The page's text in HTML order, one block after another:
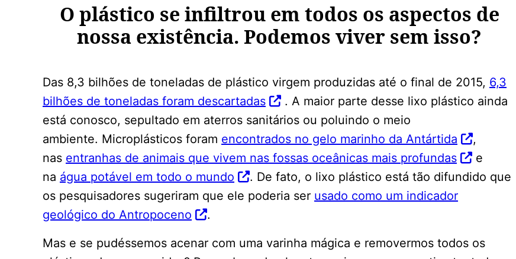
O plástico se infiltrou em todos os aspectos de
nossa existência. Podemos viver sem isso?
Das 8,3 bilhões de toneladas de plástico virgem produzidas até o final de 2015, 6,3
bilhões de toneladas foram descartadas
. A maior parte desse lixo plástico ainda
está conosco, sepultado em aterros sanitários ou poluindo o meio
ambiente. Microplásticos foram encontrados no gelo marinho da Antártida
,
nas entranhas de animais que vivem nas fossas oceânicas mais profundas
e
na água potável em todo o mundo
. De fato, o lixo plástico está tão difundido que
os pesquisadores sugeriram que ele poderia ser usado como um indicador
geológico do Antropoceno
.
Mas e se pudéssemos acenar com uma varinha mágica e removermos todos os